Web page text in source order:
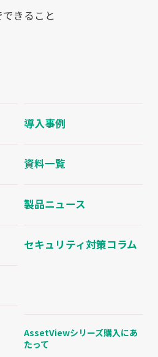
きること
導入事例
資料一覧
製品ニュース
セキュリティ対策コラム
AssetViewシリーズ購入にあ
たって